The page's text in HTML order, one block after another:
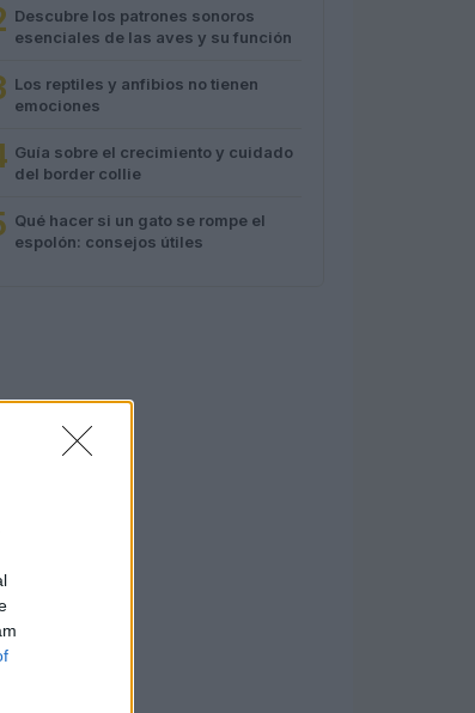
Descubre los patrones sonoros
esenciales de las aves y su función
Los reptiles y anfibios no tienen
emociones
Guía sobre el crecimiento y cuidado
del border collie
Qué hacer si un gato se rompe el
espolón: consejos útiles